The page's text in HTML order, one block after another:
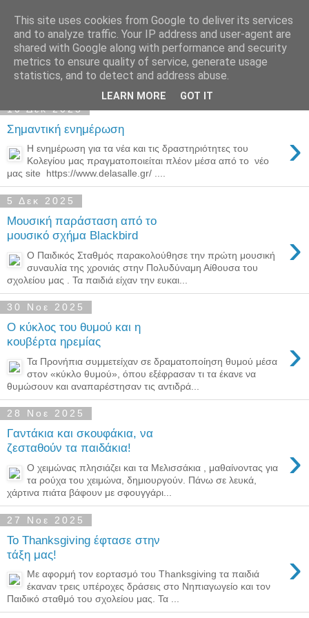
Παιδικός Σταθμός-
Νηπιαγωγείο "ΔΕΛΑΣΑΛ"
10 Δεκ 2025
Σημαντική ενημέρωση ›
Η ενημέρωση για τα νέα και τις δραστηριότητες του
Κολεγίου μας πραγματοποιείται πλέον μέσα από το νέο
μας site https://www.delasalle.gr/ ....
5 Δεκ 2025
Μουσική παράσταση από το
μουσικό σχήμα Blackbird
›
Ο Παιδικός Σταθμός παρακολούθησε την πρώτη μουσική
συναυλία της χρονιάς στην Πολυδύναμη Αίθουσα του
σχολείου μας . Τα παιδιά είχαν την ευκαι...
30 Νοε 2025
Ο κύκλος του θυμού και η
κουβέρτα ηρεμίας
›
Τα Προνήπια συμμετείχαν σε δραματοποίηση θυμού μέσα
στον «κύκλο θυμού», όπου εξέφρασαν τι τα έκανε να
θυμώσουν και αναπαρέστησαν τις αντιδρά...
28 Νοε 2025
Γαντάκια και σκουφάκια, να
ζεσταθούν τα παιδάκια!
›
Ο χειμώνας πλησιάζει και τα Μελισσάκια , μαθαίνοντας για
τα ρούχα του χειμώνα, δημιουργούν. Πάνω σε λευκά,
χάρτινα πιάτα βάφουν με σφουγγάρι...
27 Νοε 2025
Το Thanksgiving έφτασε στην
τάξη μας!
›
Με αφορμή τον εορτασμό του Thanksgiving τα παιδιά
έκαναν τρεις υπέροχες δράσεις στο Νηπιαγωγείο και τον
Παιδικό σταθμό του σχολείου μας. Τα ...
This site uses cookies from Google to deliver its services
and to analyze traffic. Your IP address and user-agent are
shared with Google along with performance and security
metrics to ensure quality of service, generate usage
statistics, and to detect and address abuse.
LEARN MORE GOT IT